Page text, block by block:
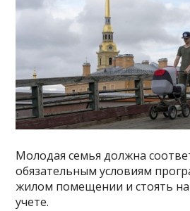
Молодая семья должна
обязательным условиям
жилом помещении и стоять
учете.